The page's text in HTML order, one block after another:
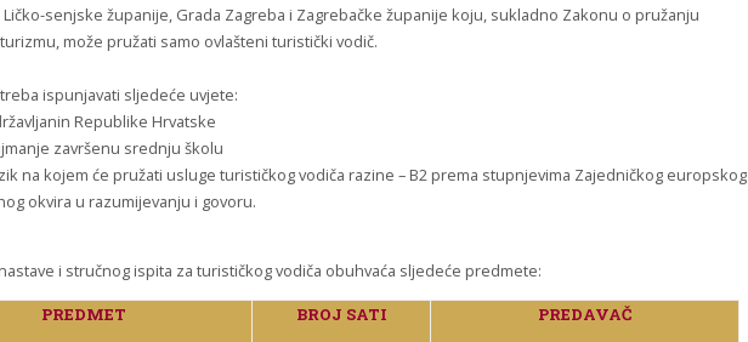
senjske županije, Grada Zagreba i Zagrebačke županije koju, sukladno Zakonu o pružanju
može pružati samo ovlašteni turistički vodič.
ispunjavati sljedeće uvjete:
Republike Hrvatske
završenu srednju školu
na kojem će pružati usluge turističkog vodiča razine – B2 prema stupnjevima Zajedničkog europskog
okvira u razumijevanju i govoru.
i stručnog ispita za turističkog vodiča obuhvaća sljedeće predmete:
PREDMET
BROJ SATI PREDAVAČ